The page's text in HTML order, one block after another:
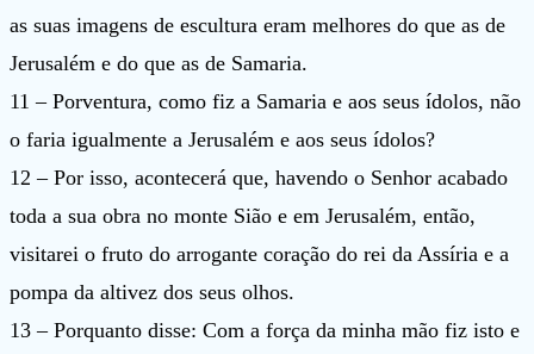
as suas imagens de escultura eram melhores do que as de
Jerusalém e do que as de Samaria.
11 – Porventura, como fiz a Samaria e aos seus ídolos, não
o faria igualmente a Jerusalém e aos seus ídolos?
12 – Por isso, acontecerá que, havendo o Senhor acabado
toda a sua obra no monte Sião e em Jerusalém, então,
visitarei o fruto do arrogante coração do rei da Assíria e a
pompa da altivez dos seus olhos.
13 – Porquanto disse: Com a força da minha mão fiz isto e